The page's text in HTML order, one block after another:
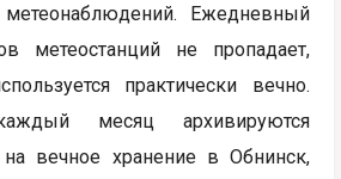
Ежедневный
метеостанций не пропадает,
практически вечно.
месяц архивируются
вечное хранение в Обнинск,